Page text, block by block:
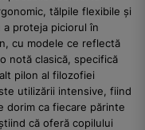
tălpile flexibile și
proteja piciorul în
cu modele ce reflectă
notă clasică, specifică
pilon al filozofiei
utilizării intensive, fiind
dorim ca fiecare părinte
că oferă copilului